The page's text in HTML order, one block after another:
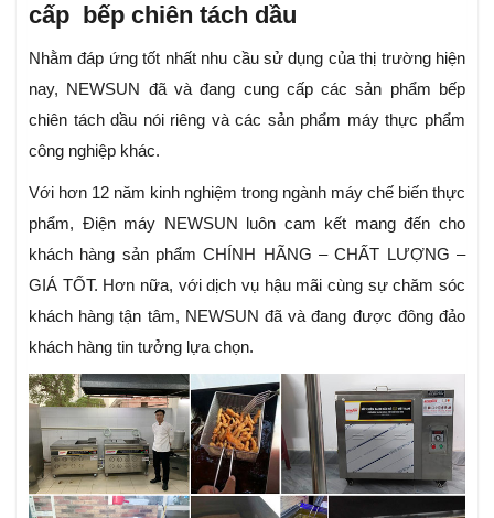
cấp bếp chiên tách dầu
Nhằm đáp ứng tốt nhất nhu cầu sử dụng của thị trường hiện
nay, NEWSUN đã và đang cung cấp các sản phẩm bếp
chiên tách dầu nói riêng và các sản phẩm máy thực phẩm
công nghiệp khác.
Với hơn 12 năm kinh nghiệm trong ngành máy chế biến thực
phẩm, Điện máy NEWSUN luôn cam kết mang đến cho
khách hàng sản phẩm CHÍNH HÃNG – CHẤT LƯỢNG –
GIÁ TỐT. Hơn nữa, với dịch vụ hậu mãi cùng sự chăm sóc
khách hàng tận tâm, NEWSUN đã và đang được đông đảo
khách hàng tin tưởng lựa chọn.